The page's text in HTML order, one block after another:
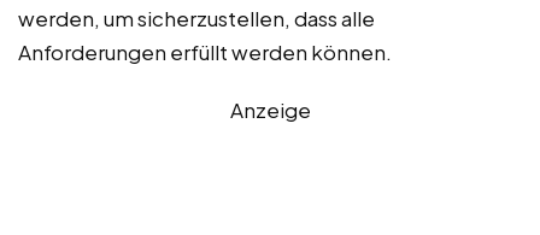
werden, um sicherzustellen, dass alle
Anforderungen erfüllt werden können.
Anzeige